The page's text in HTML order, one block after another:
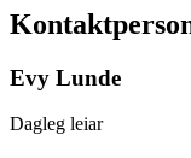
Evy Lunde
Dagleg leiar